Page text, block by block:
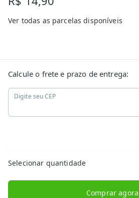
Ver todas as parcelas disponíveis
Calcule o frete e prazo de entrega:
Digite seu CEP
Selecionar quantidade
Comprar agora